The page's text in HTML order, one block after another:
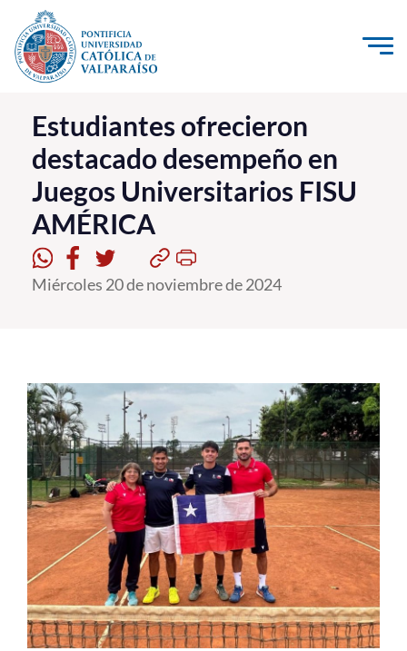
Click acá para ir directamente al contenido
La Universidad
Investigación, Creación e Innovación
PUCV Internacional
Vinculación con el Medio
Admisión
Formación Continua
Estudiantes
Académicos
Funcionarios
Alumni
English
Estudiantes ofrecieron
destacado desempeño en
Juegos Universitarios FISU
AMÉRICA
Miércoles 20 de noviembre de 2024